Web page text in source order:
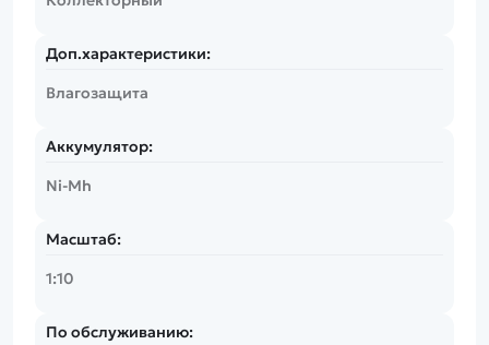
Доп.характеристики:
Влагозащита
Аккумулятор:
Ni-Mh
Масштаб:
1:10
По обслуживанию: